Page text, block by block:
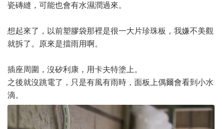
瓷磚縫，可能也會有水濕潤過來。
想起來了，以前塑膠袋那裡是很一大片珍珠板，我嫌不美觀
就拆了。原來是擋雨用啊。
插座周圍，沒矽利康，用卡夫特塗上。
之後就沒跳電了，只是有風有雨時，面板上偶爾會看到小水
滴。